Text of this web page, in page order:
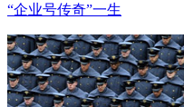
“企业号传奇”一生